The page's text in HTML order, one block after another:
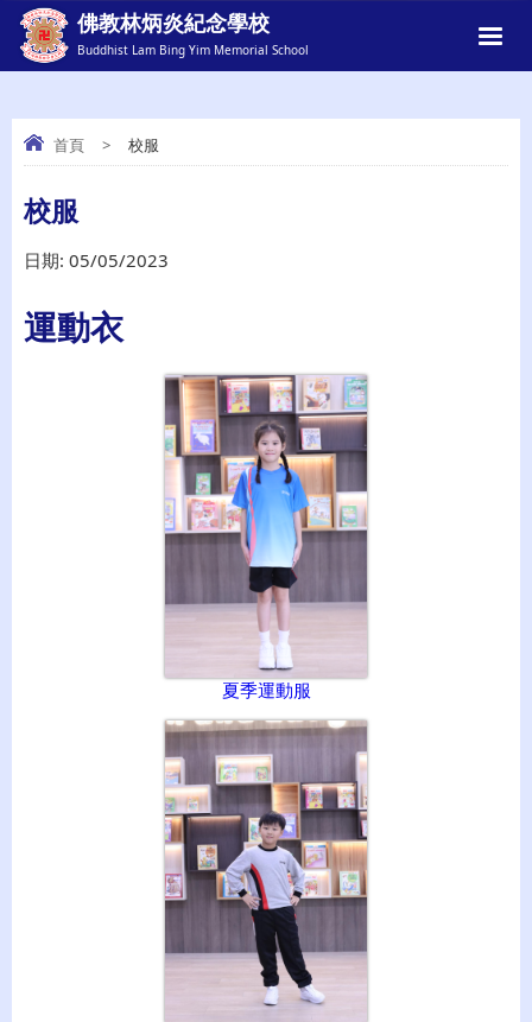
佛教林炳炎紀念學校
Buddhist Lam Bing Yim Memorial School
首頁 > 校服
校服
日期: 05/05/2023
運動衣
夏季運動服